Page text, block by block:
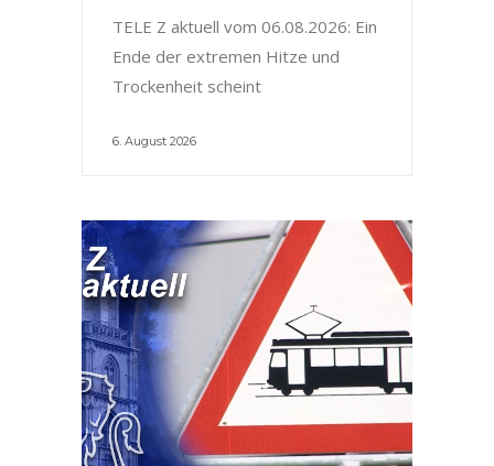
TELE Z aktuell vom 06.08.2026: Ein
Ende der extremen Hitze und
Trockenheit scheint
6. August 2026